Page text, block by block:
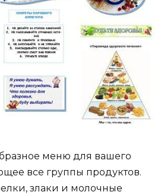
меню для вашего
все группы продуктов.
злаки и молочные